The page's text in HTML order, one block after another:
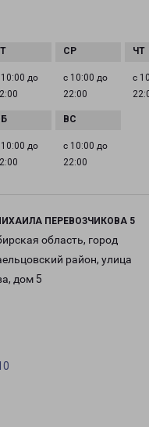
10:00 до
с 10:00 до
22:00
с
10:00 до
с 10:00 до
22:00
ПЕРЕВОЗЧИКОВА 5
область, город
район, улица
дом 5